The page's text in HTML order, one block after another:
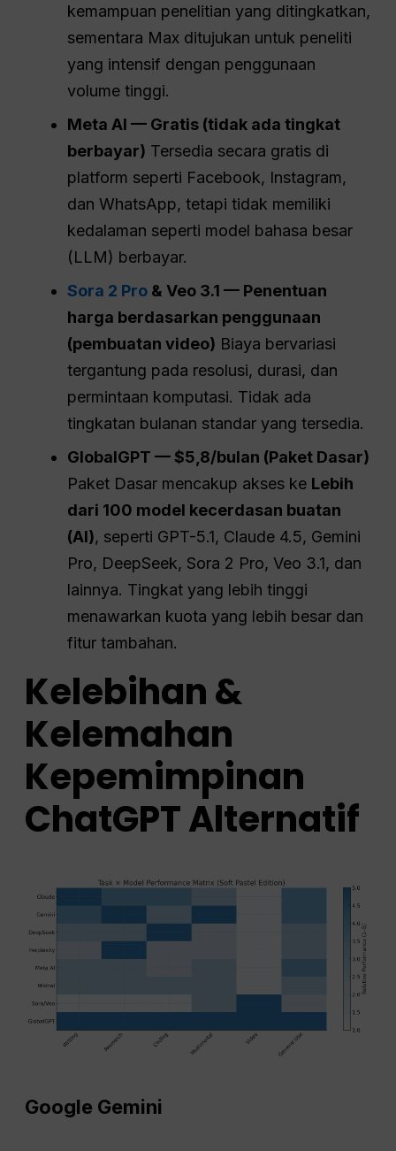
kemampuan penelitian yang ditingkatkan,
sementara Max ditujukan untuk peneliti
yang intensif dengan penggunaan
volume tinggi.
Meta AI — Gratis (tidak ada tingkat
berbayar) Tersedia secara gratis di
platform seperti Facebook, Instagram,
dan WhatsApp, tetapi tidak memiliki
kedalaman seperti model bahasa besar
(LLM) berbayar.
Sora 2 Pro & Veo 3.1 — Penentuan
harga berdasarkan penggunaan
(pembuatan video) Biaya bervariasi
tergantung pada resolusi, durasi, dan
permintaan komputasi. Tidak ada
tingkatan bulanan standar yang tersedia.
GlobalGPT — $5,8/bulan (Paket Dasar)
Paket Dasar mencakup akses ke Lebih
dari 100 model kecerdasan buatan
(AI), seperti GPT-5.1, Claude 4.5, Gemini
Pro, DeepSeek, Sora 2 Pro, Veo 3.1, dan
lainnya. Tingkat yang lebih tinggi
menawarkan kuota yang lebih besar dan
fitur tambahan.
Kelebihan &
Kelemahan
Kepemimpinan
ChatGPTAlternatif
Google Gemini